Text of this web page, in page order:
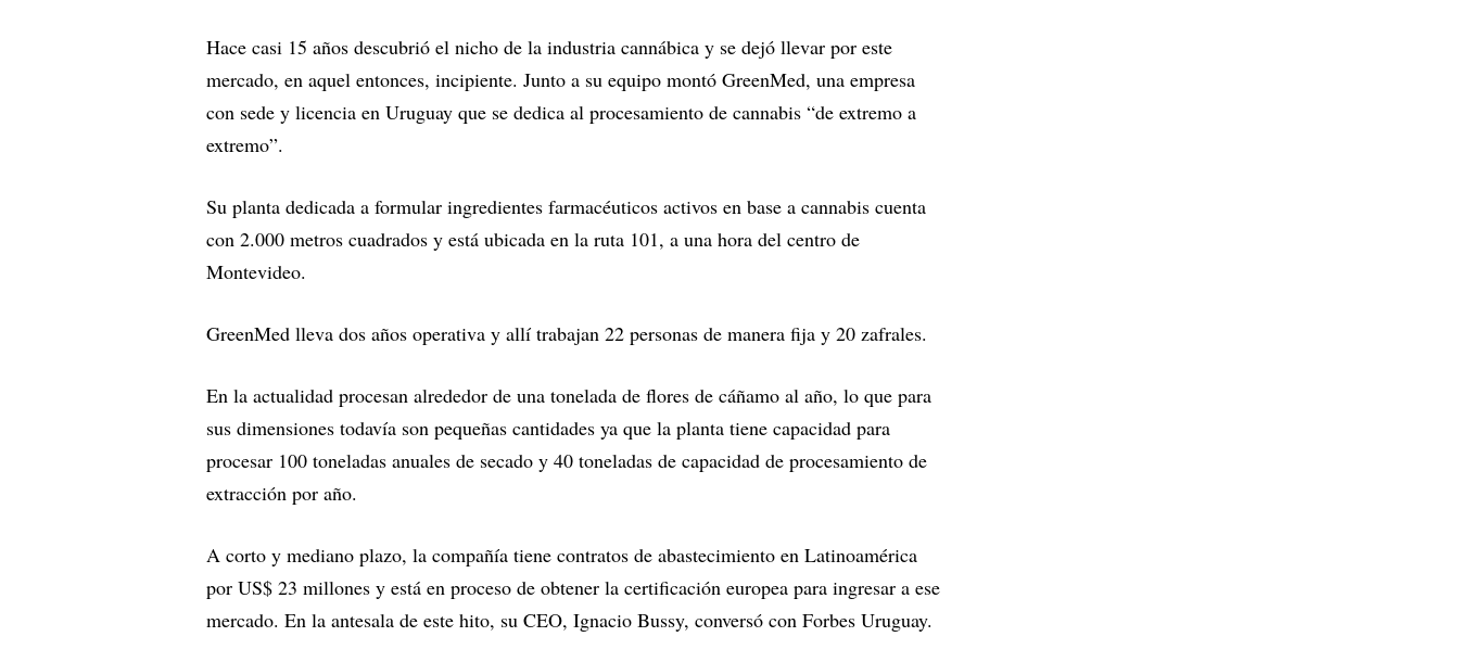
Hace casi 15 años descubrió el nicho de la industria cannábica y se dejó llevar por este
mercado, en aquel entonces, incipiente. Junto a su equipo montó GreenMed, una empresa
con sede y licencia en Uruguay que se dedica al procesamiento de cannabis “de extremo a
extremo”.
Su planta dedicada a formular ingredientes farmacéuticos activos en base a cannabis cuenta
con 2.000 metros cuadrados y está ubicada en la ruta 101, a una hora del centro de
Montevideo.
GreenMed lleva dos años operativa y allí trabajan 22 personas de manera fija y 20 zafrales.
En la actualidad procesan alrededor de una tonelada de flores de cáñamo al año, lo que para
sus dimensiones todavía son pequeñas cantidades ya que la planta tiene capacidad para
procesar 100 toneladas anuales de secado y 40 toneladas de capacidad de procesamiento de
extracción por año.
A corto y mediano plazo, la compañía tiene contratos de abastecimiento en Latinoamérica
por US$ 23 millones y está en proceso de obtener la certificación europea para ingresar a ese
mercado. En la antesala de este hito, su CEO, Ignacio Bussy, conversó con Forbes Uruguay.